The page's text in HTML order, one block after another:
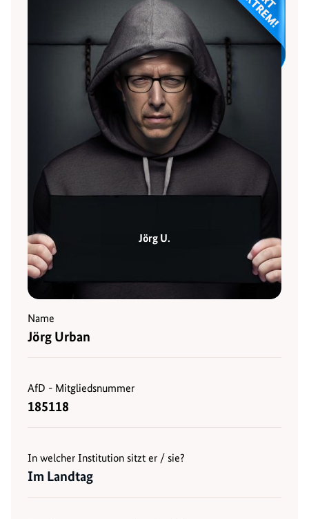
Jörg U.
Name
Jörg Urban
AfD - Mitgliedsnummer
185118
In welcher Institution sitzt er / sie?
Im Landtag